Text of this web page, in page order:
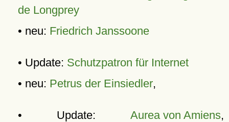
de Longprey
• neu: Friedrich Janssoone
• Update: Schutzpatron für Internet
• neu: Petrus der Einsiedler,
• Update: Aurea von Amiens,